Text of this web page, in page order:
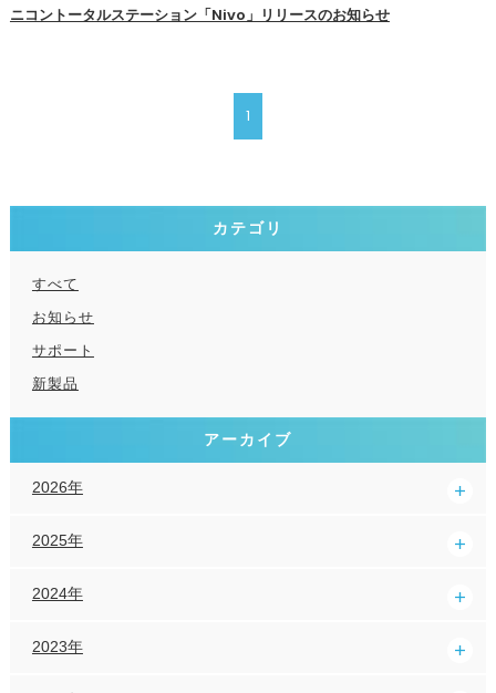
ニコントータルステーション「Nivo」リリースのお知らせ
1
カテゴリ
すべて
お知らせ
サポート
新製品
アーカイブ
2026年
2025年
2024年
2023年